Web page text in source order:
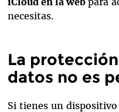
necesitas.
La
datos no es
Si tienes un